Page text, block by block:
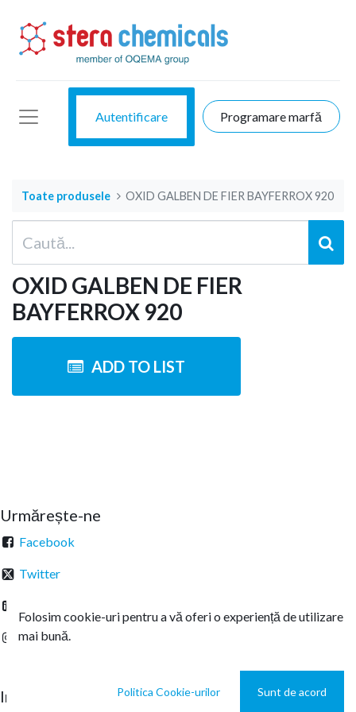
Autentificare Programare marfă
Toate produsele OXID GALBEN DE FIER BAYFERROX 920
OXID GALBEN DE FIER
BAYFERROX 920
ADD TO LIST
Urmărește-ne
Facebook
Twitter
Instagram
Intrați în legătură
Folosim cookie-uri pentru a vă oferi o experiență de utilizare
mai bună.
Politica Cookie-urilor Sunt de acord